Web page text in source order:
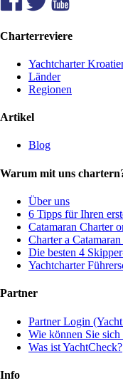
Charterreviere
Yachtcharter
Länder
Regionen
Artikel
Blog
Warum mit uns
Über uns
6 Tipps für Ihren
Catamaran Charter
Charter a
Die besten 4
Yachtcharter
Partner
Partner Login
Wie können Sie
Was ist YachtCheck?
Info